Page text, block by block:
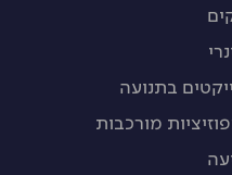
בתנועה
מורכבות